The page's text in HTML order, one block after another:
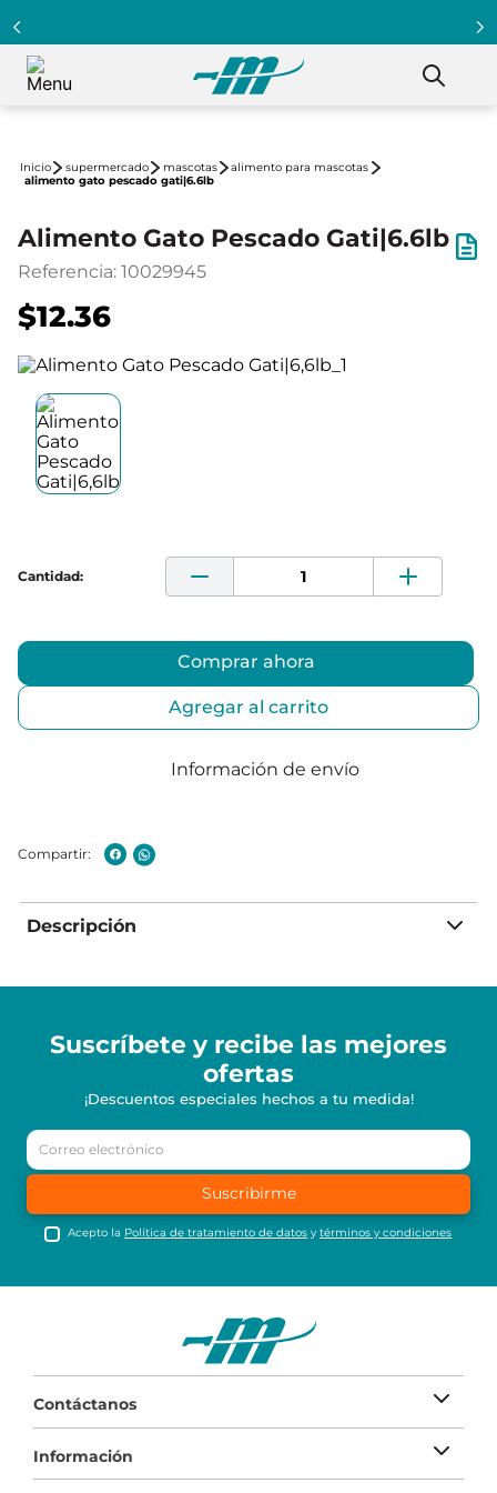
supermercado mascotas
alimento para mascotas
alimento gato pescado gati|6.6lb
Alimento Gato Pescado Gati|6.6lb
Referencia: 10029945
$12.36
Comprar ahora
Agregar al carrito
Información de envío
Descripción
Suscríbete y recibe las mejores
ofertas
¡Descuentos especiales hechos a tu medida!
Suscribirme
Acepto la Política de tratamiento de datos ytérminos y condiciones
Contáctanos
Información